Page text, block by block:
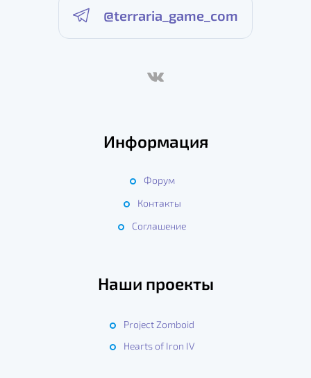
@terraria_game_com
Информация
Форум
Контакты
Соглашение
Наши проекты
Project Zomboid
Hearts of Iron IV